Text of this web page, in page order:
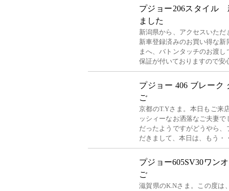
プジョー206スタイル
ました
新潟県から、アクセスいた
新車登録済みのお買い得な
まへ、バトンタッチのお渡
保証が付いておりますので安
プジョー 406 ブレー
ご
京都のT.Yさま。本日もご
ッシィーなお洒落なご夫妻
だったようですがどうやら
だきまして、本日は、もう・
プジョー605SV30ワン
ご
滋賀県のK.Nさま。この度は